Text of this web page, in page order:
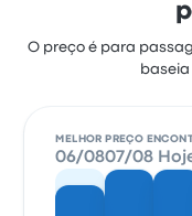
O preço é para
MELHOR PREÇO
06/0807/08